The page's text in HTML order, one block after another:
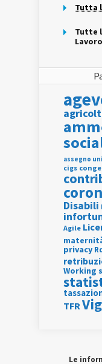
Tutta
Tutte
Lavoro
assegno
cigs
Disabili
Agile
privacy
Working
TFR
Le